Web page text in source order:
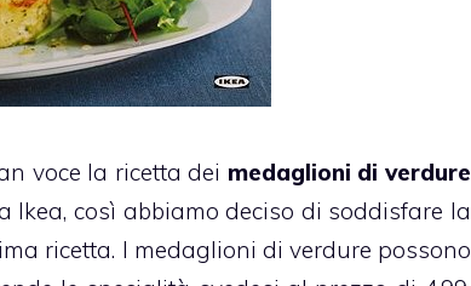
voce la ricetta dei medaglioni di verdure
così abbiamo deciso di soddisfare la
ricetta. I medaglioni di verdure possono